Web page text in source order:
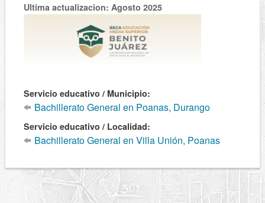
Ultima actualizacion: Agosto 2025
Servicio educativo / Municipio:
Bachillerato General en Poanas, Durango
Servicio educativo / Localidad:
Bachillerato General en Villa Unión, Poanas